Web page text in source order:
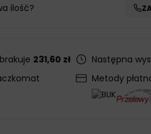
ilość?
231,60 zł
Następna
Metody